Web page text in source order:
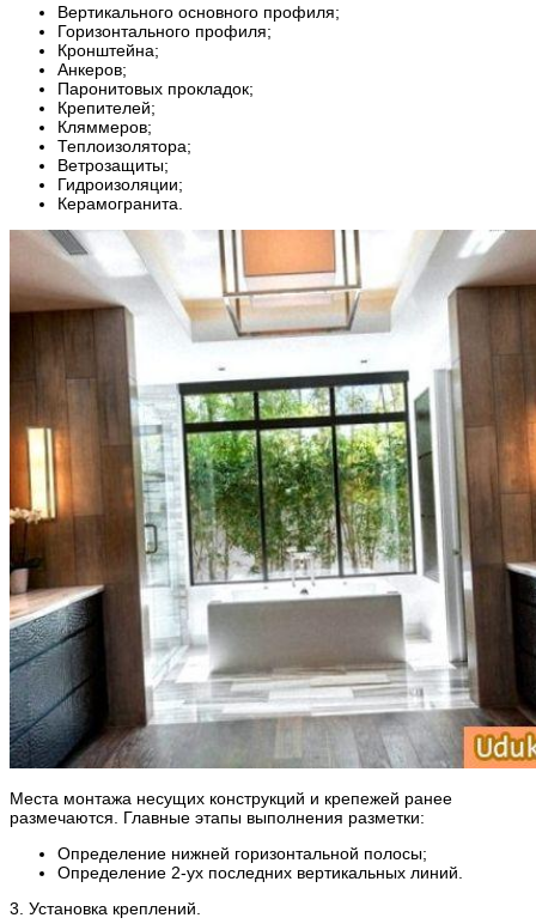
Вертикального основного профиля;
Горизонтального профиля;
Кронштейна;
Анкеров;
Паронитовых прокладок;
Крепителей;
Кляммеров;
Теплоизолятора;
Ветрозащиты;
Гидроизоляции;
Керамогранита.
Места монтажа несущих конструкций и крепежей ранее
размечаются. Главные этапы выполнения разметки:
Определение нижней горизонтальной полосы;
Определение 2-ух последних вертикальных линий.
3. Установка креплений.